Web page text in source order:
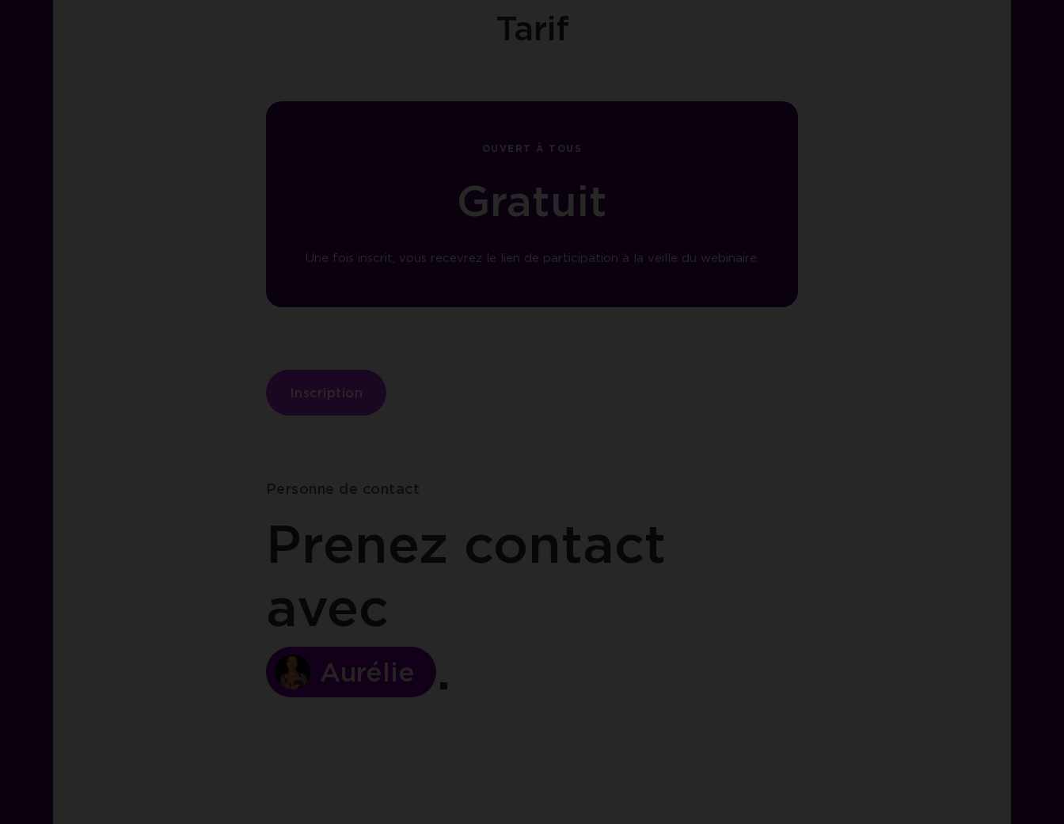
Tarif
OUVERT À TOUS
Gratuit
Une fois inscrit, vous recevrez le lien de participation à la veille du webinaire.
Inscription
Personne de contact
Prenez contact
avec
Aurélie